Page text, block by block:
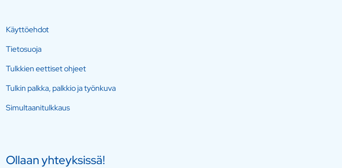
Käyttöehdot
Tietosuoja
Tulkkien eettiset ohjeet
Tulkin palkka, palkkio ja työnkuva
Simultaanitulkkaus
Ollaan yhteyksissä!